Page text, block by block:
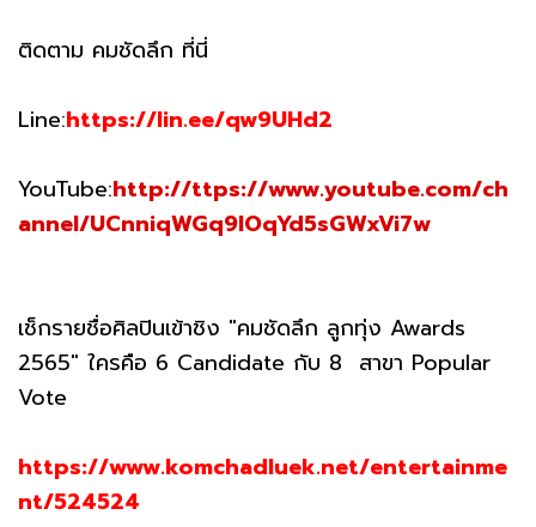
ติดตาม คมชัดลึก ที่นี่
Line:https://lin.ee/qw9UHd2
YouTube:http://ttps://www.youtube.com/ch
annel/UCnniqWGq9lOqYd5sGWxVi7w
เช็กรายชื่อศิลปินเข้าชิง "คมชัดลึก ลูกทุ่ง Awards
2565" ใครคือ 6 Candidate กับ 8 สาขา Popular
Vote
https://www.komchadluek.net/entertainme
nt/524524